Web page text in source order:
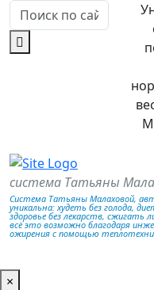
система Татьяны
Система Татьяны Малаховой,
уникальна: худеть без голода,
здоровье без лекарств,
всё это возможно благодаря
ожирения с помощью
×